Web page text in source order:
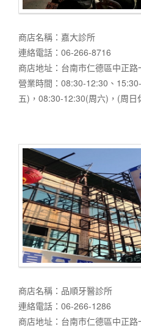
商店名稱：嘉大診所
連絡電話：06-266-8716
商店地址：台南市仁德區中正
營業時間：08:30-12:30、
五)，08:30-12:30(周六)，(周日
商店名稱：品順牙醫診所
連絡電話：06-266-1286
商店地址：台南市仁德區中正